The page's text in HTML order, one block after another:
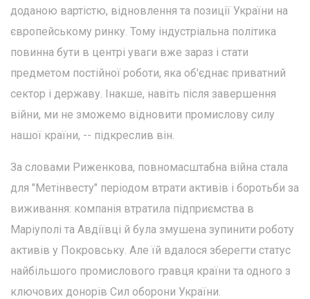
доданою вартістю, відновлення та позиції України на
європейському ринку. Тому індустріальна політика
повинна бути в центрі уваги вже зараз і стати
предметом постійної роботи, яка об'єднає приватний
сектор і державу. Інакше, навіть після завершення
війни, ми не зможемо відновити промислову силу
нашої країни, -- підкреслив він.
За словами Риженкова, повномасштабна війна стала
для "Метінвесту" періодом втрати активів і боротьби за
виживання: компанія втратила підприємства в
Маріуполі та Авдіївці й була змушена зупинити роботу
активів у Покровську. Але їй вдалося зберегти статус
найбільшого промислового гравця країни та одного з
ключових донорів Сил оборони України.